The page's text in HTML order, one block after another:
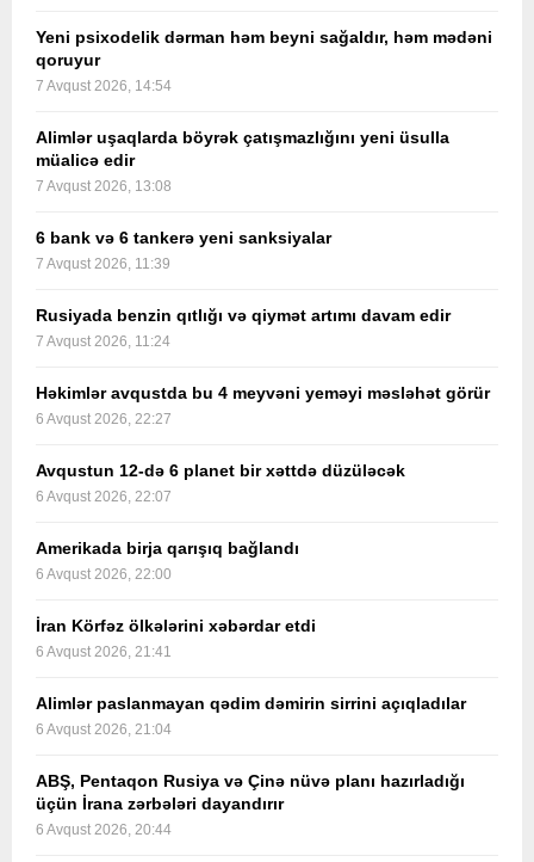
Yeni psixodelik dərman həm beyni sağaldır, həm mədəni
qoruyur
7 Avqust 2026, 14:54
Alimlər uşaqlarda böyrək çatışmazlığını yeni üsulla
müalicə edir
7 Avqust 2026, 13:08
6 bank və 6 tankerə yeni sanksiyalar
7 Avqust 2026, 11:39
Rusiyada benzin qıtlığı və qiymət artımı davam edir
7 Avqust 2026, 11:24
Həkimlər avqustda bu 4 meyvəni yeməyi məsləhət görür
6 Avqust 2026, 22:27
Avqustun 12-də 6 planet bir xəttdə düzüləcək
6 Avqust 2026, 22:07
Amerikada birja qarışıq bağlandı
6 Avqust 2026, 22:00
İran Körfəz ölkələrini xəbərdar etdi
6 Avqust 2026, 21:41
Alimlər paslanmayan qədim dəmirin sirrini açıqladılar
6 Avqust 2026, 21:04
ABŞ, Pentaqon Rusiya və Çinə nüvə planı hazırladığı
üçün İrana zərbələri dayandırır
6 Avqust 2026, 20:44